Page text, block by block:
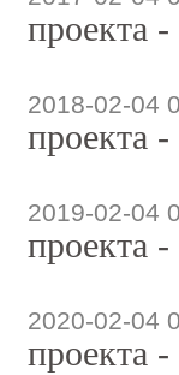
проекта
2018-02-04
проекта
2019-02-04
проекта
2020-02-04
проекта